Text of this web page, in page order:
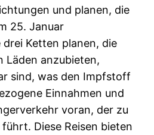
und planen, die
25. Januar
drei Ketten planen, die
Läden anzubieten,
sind, was den Impfstoff
Einnahmen und
voran, der zu
Diese Reisen bieten